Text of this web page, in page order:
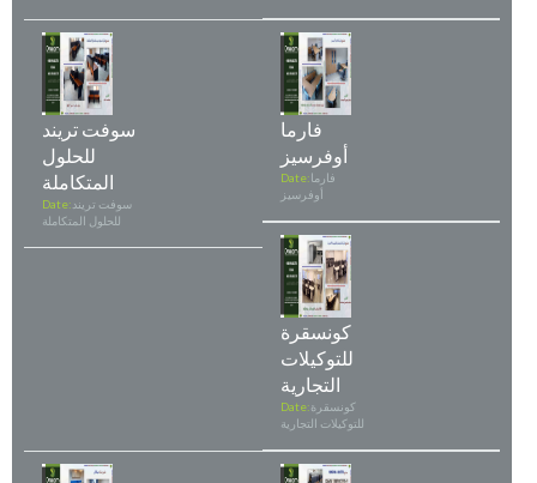
سوفت تريند
للحلول
المتكاملة
Date: سوفت تريند
للحلول المتكاملة
فارما
أوفرسيز
Date:فارما
أوفرسيز
كونسقرة
للتوكيلات
التجارية
Date:كونسقرة
للتوكيلات التجارية